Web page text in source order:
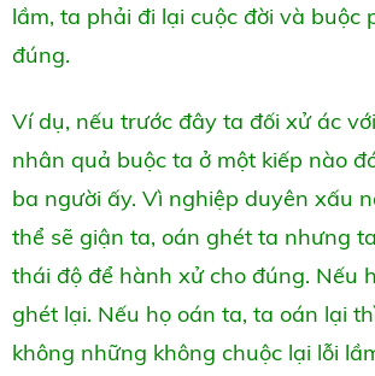
lầm, ta phải đi lại cuộc đời và buộc
đúng.
Ví dụ, nếu trước đây ta đối xử ác
nhân quả buộc ta ở một kiếp nào
ba người ấy. Vì nghiệp duyên xấu
thể sẽ giận ta, oán ghét ta nhưng
thái độ để hành xử cho đúng. Nếu
ghét lại. Nếu họ oán ta, ta oán lại
không những không chuộc lại lỗi